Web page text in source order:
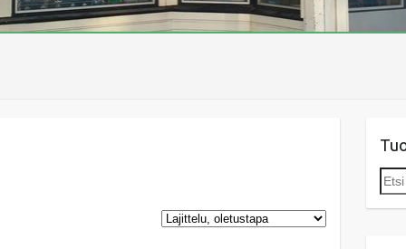
Etsi: